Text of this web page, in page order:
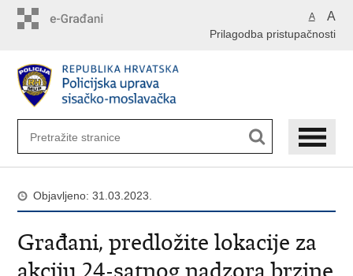
A A
Prilagodba pristupačnosti
Objavljeno: 31.03.2023.
Građani, predložite lokacije za